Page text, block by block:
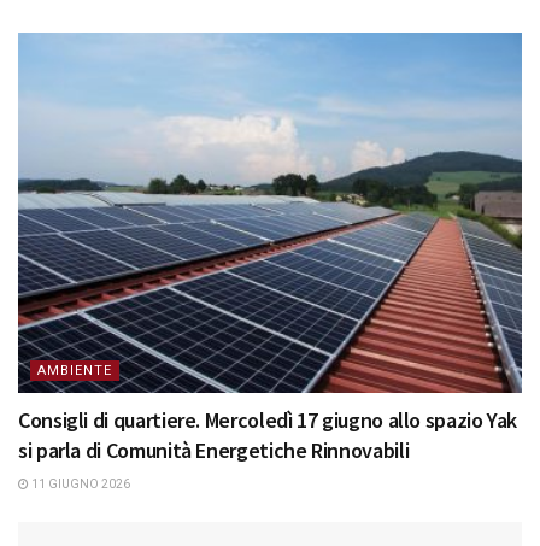
AMBIENTE
Consigli di quartiere. Mercoledì 17 giugno allo spazio Yak
si parla di Comunità Energetiche Rinnovabili
11 GIUGNO 2026